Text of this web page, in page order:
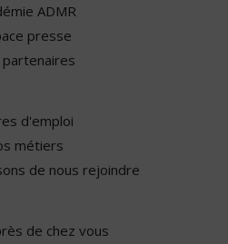
ADMR
presse
partenaires
d'emploi
métiers
de nous rejoindre
de chez vous